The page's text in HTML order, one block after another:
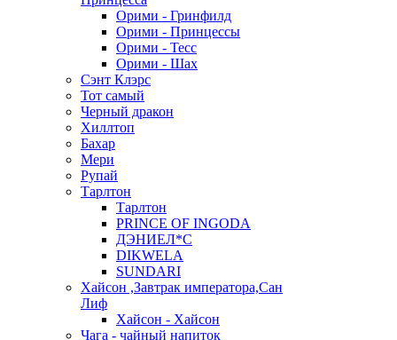
Орими - Гринфилд
Орими - Принцессы
Орими - Тесс
Орими - Шах
Сэнт Клэрс
Тот самый
Черный дракон
Хиллтоп
Бахар
Мери
Рупай
Тарлтон
Тарлтон
PRINCE OF INGODA
ДЭНИЕЛ*С
DIKWELA
SUNDARI
Хайсон ,Завтрак императора,Сан
Лиф
Хайсон - Хайсон
Чага - чайный напиток